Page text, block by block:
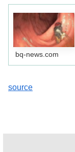
bq-news.com
source